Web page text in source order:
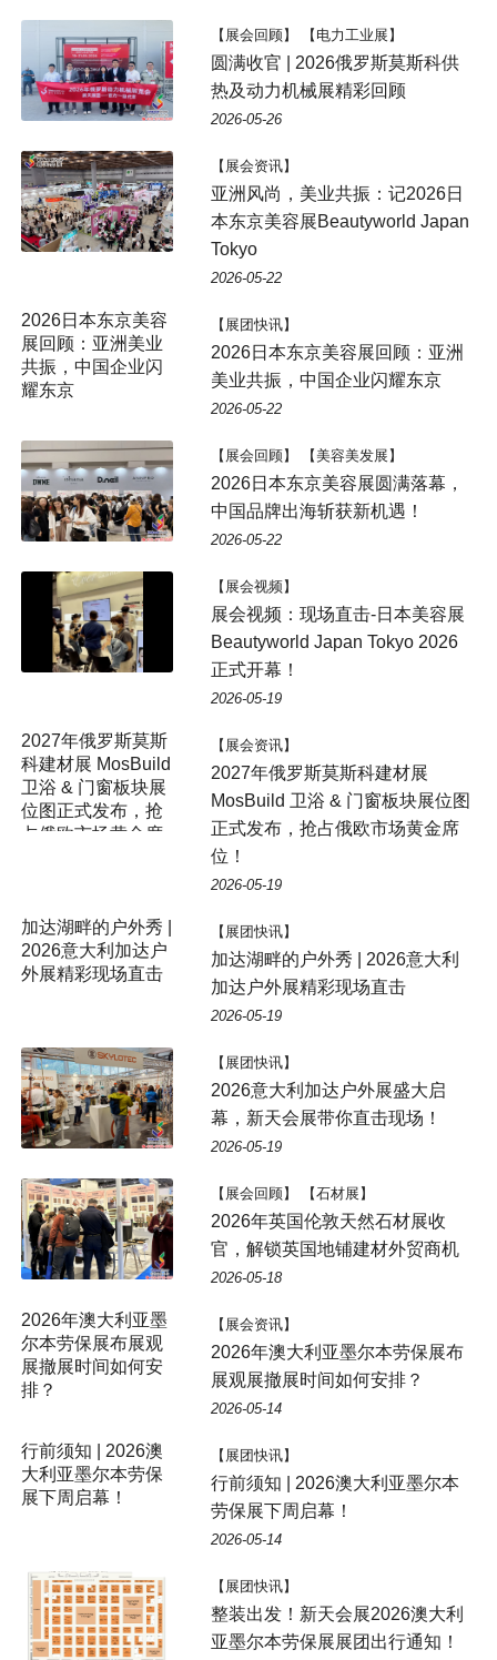
【展会回顾】 【电力工业展】
圆满收官 | 2026俄罗斯莫斯科供
热及动力机械展精彩回顾
2026-05-26
【展会资讯】
亚洲风尚，美业共振：记2026日
本东京美容展Beautyworld Japan
Tokyo
2026-05-22
【展团快讯】
2026日本东京美容展回顾：亚洲
美业共振，中国企业闪耀东京
2026-05-22
【展会回顾】 【美容美发展】
2026日本东京美容展圆满落幕，
中国品牌出海斩获新机遇！
2026-05-22
【展会视频】
展会视频：现场直击-日本美容展
Beautyworld Japan Tokyo 2026
正式开幕！
2026-05-19
【展会资讯】
2027年俄罗斯莫斯科建材展
MosBuild 卫浴 & 门窗板块展位图
正式发布，抢占俄欧市场黄金席
位！
2026-05-19
【展团快讯】
加达湖畔的户外秀 | 2026意大利
加达户外展精彩现场直击
2026-05-19
【展团快讯】
2026意大利加达户外展盛大启
幕，新天会展带你直击现场！
2026-05-19
【展会回顾】 【石材展】
2026年英国伦敦天然石材展收
官，解锁英国地铺建材外贸商机
2026-05-18
2026年澳大利亚墨
尔本劳保展布展观
展撤展时间如何安
排？
【展会资讯】
2026年澳大利亚墨尔本劳保展布
展观展撤展时间如何安排？
2026-05-14
【展团快讯】
行前须知 | 2026澳大利亚墨尔本
劳保展下周启幕！
2026-05-14
【展团快讯】
整装出发！新天会展2026澳大利
亚墨尔本劳保展展团出行通知！